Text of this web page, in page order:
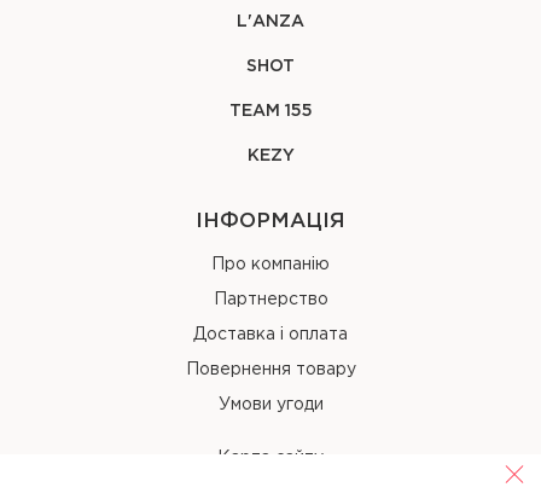
L'ANZA
SHOT
TEAM 155
KEZY
ІНФОРМАЦІЯ
Про компанію
Партнерство
Доставка і оплата
Повернення товару
Умови угоди
Карта сайту